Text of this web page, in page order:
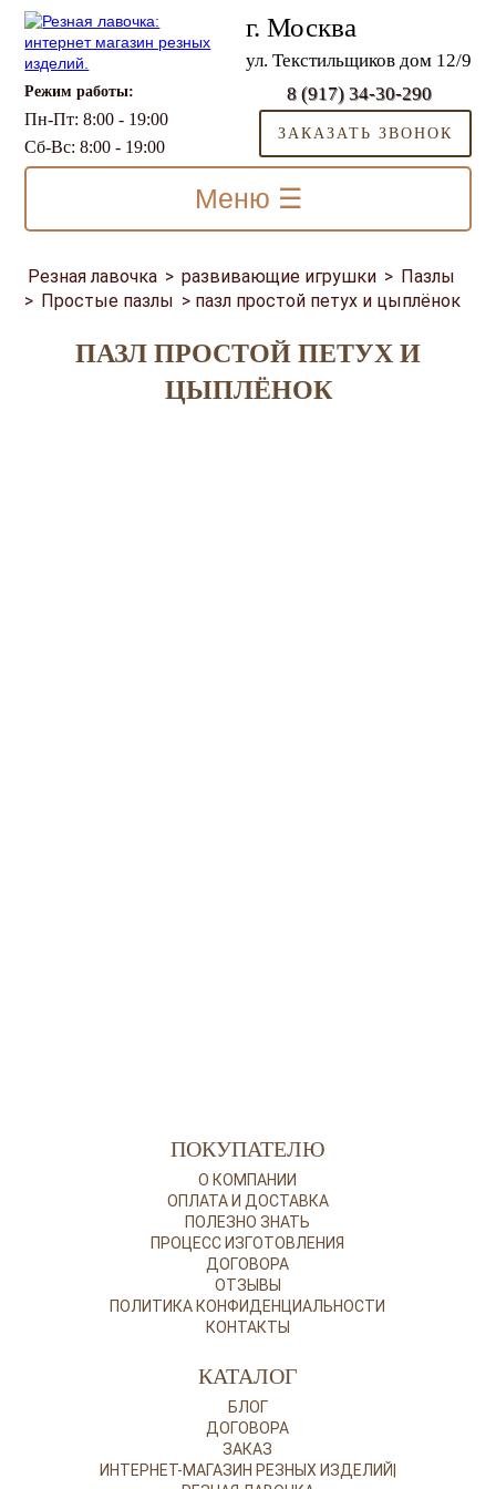
г. Москва
ул. Текстильщиков дом 12/9
Режим работы:
Пн-Пт: 8:00 - 19:00
Сб-Вс: 8:00 - 19:00
8 (917) 34-30-290
ЗАКАЗАТЬ ЗВОНОК
Меню ☰
Резная лавочка > развивающие игрушки > Пазлы
> Простые пазлы > пазл простой петух и цыплёнок
ПАЗЛ ПРОСТОЙ ПЕТУХ И
ЦЫПЛЁНОК
ПОКУПАТЕЛЮ
О КОМПАНИИ
ОПЛАТА И ДОСТАВКА
ПОЛЕЗНО ЗНАТЬ
ПРОЦЕСС ИЗГОТОВЛЕНИЯ
ДОГОВОРА
ОТЗЫВЫ
ПОЛИТИКА КОНФИДЕНЦИАЛЬНОСТИ
КОНТАКТЫ
КАТАЛОГ
БЛОГ
ДОГОВОРА
ЗАКАЗ
ИНТЕРНЕТ-МАГАЗИН РЕЗНЫХ ИЗДЕЛИЙ|